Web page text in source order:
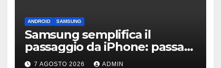
ANDROID SAMSUNG
Samsung semplifica il
passaggio da iPhone: passa
WhatsApp e c’è l’assistenza
7 AGOSTO 2026 ADMIN